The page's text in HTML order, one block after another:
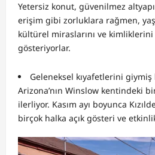
Yetersiz konut, güvenilmez altyapı
erişim gibi zorluklara rağmen,
kültürel miraslarını ve
gösteriyorlar.
Geleneksel kıyafetlerini giymiş
Arizona’nın Winslow kentindeki
ilerliyor. Kasım ayı boyunca
birçok halka açık gösteri ve